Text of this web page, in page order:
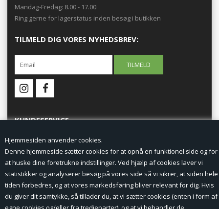
Hjemmesiden anvender cookies.
Denne hjemmeside sætter cookies for at opnå en funktionel side og for
at huske dine foretrukne indstillinger. Ved hjælp af cookies laver vi
statistikker og analyserer besøg på vores side så vi sikrer, at siden hele
tiden forbedres, og at vores markedsføring bliver relevant for dig. Hvis
du giver dit samtykke, så tillader du, at vi sætter cookies (enten i form af
Mandag-Fredag: 8.00 - 17.00
Ring gerne for lagerstatus inden besøg i butikken
TILMELD DIG VORES NYHEDSBREV:
KUNDESERVICE
Forside
Min Konto
Nyheder
Vilkår og betingelser